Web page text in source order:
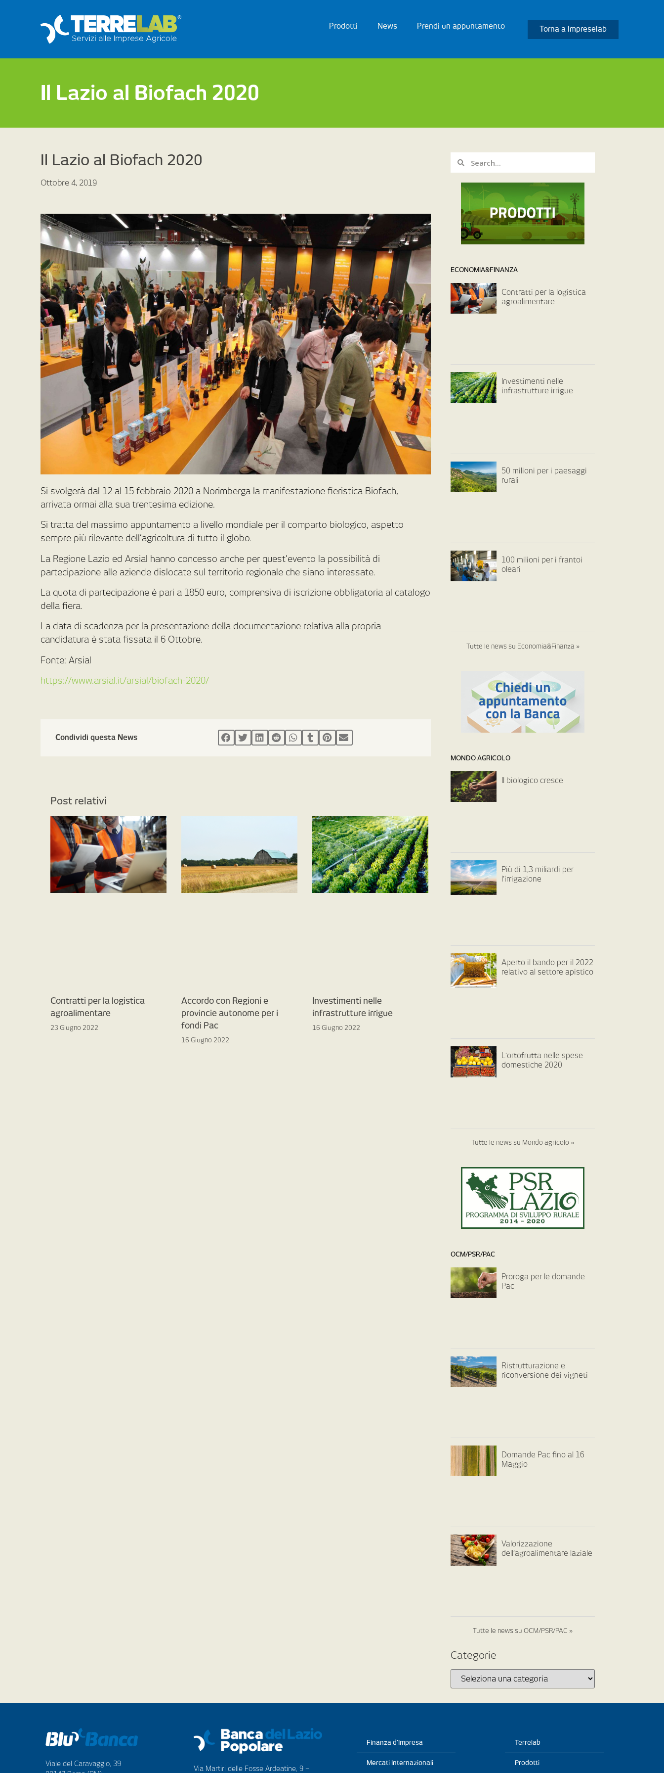
Prodotti News Prendi un appuntamento Torna a Impreselab
Il Lazio al Biofach 2020
Il Lazio al Biofach 2020
Ottobre 4, 2019
Si svolgerà dal 12 al 15 febbraio 2020 a Norimberga la manifestazione fieristica Biofach,
arrivata ormai alla sua trentesima edizione.
Si tratta del massimo appuntamento a livello mondiale per il comparto biologico, aspetto
sempre più rilevante dell’agricoltura di tutto il globo.
La Regione Lazio ed Arsial hanno concesso anche per quest’evento la possibilità di
partecipazione alle aziende dislocate sul territorio regionale che siano interessate.
La quota di partecipazione è pari a 1850 euro, comprensiva di iscrizione obbligatoria al catalogo
della fiera.
La data di scadenza per la presentazione della documentazione relativa alla propria
candidatura è stata fissata il 6 Ottobre.
Fonte: Arsial
https://www.arsial.it/arsial/biofach-2020/
Condividi questa News
Post relativi
Contratti per la logistica
agroalimentare
23 Giugno 2022
Accordo con Regioni e
provincie autonome per i
fondi Pac
16 Giugno 2022
Investimenti nelle
infrastrutture irrigue
16 Giugno 2022
ECONOMIA&FINANZA
Contratti per la logistica
agroalimentare
Investimenti nelle
infrastrutture irrigue
50 milioni per i paesaggi
rurali
100 milioni per i frantoi
oleari
Tutte le news su Economia&Finanza »
MONDO AGRICOLO
Il biologico cresce
Più di 1,3 miliardi per
l’irrigazione
Aperto il bando per il 2022
relativo al settore apistico
L’ortofrutta nelle spese
domestiche 2020
Tutte le news su Mondo agricolo »
OCM/PSR/PAC
Proroga per le domande
Pac
Ristrutturazione e
riconversione dei vigneti
Domande Pac fino al 16
Maggio
Valorizzazione
dell’agroalimentare laziale
Tutte le news su OCM/PSR/PAC »
Categorie
Viale del Caravaggio, 39
Via Martiri delle Fosse Ardeatine, 9 –
Finanza d’Impresa
Mercati Internazionali
Terrelab
Prodotti